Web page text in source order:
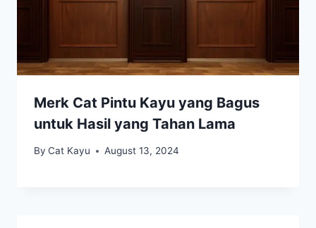
Merk Cat Pintu Kayu yang Bagus
untuk Hasil yang Tahan Lama
By Cat Kayu August 13, 2024